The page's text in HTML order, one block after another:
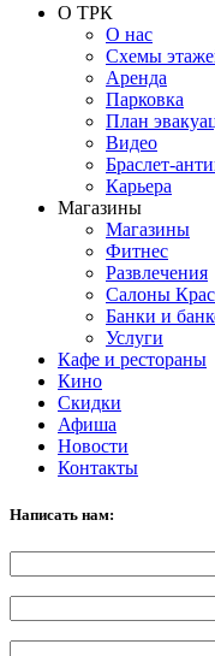
О ТРК
О нас
Схемы
Аренда
Парковка
План
Видео
Браслет-
Карьера
Магазины
Магазины
Фитнес
Развлечения
Салоны
Банки и
Услуги
Кафе и рестораны
Кино
Скидки
Афиша
Новости
Контакты
Написать нам: